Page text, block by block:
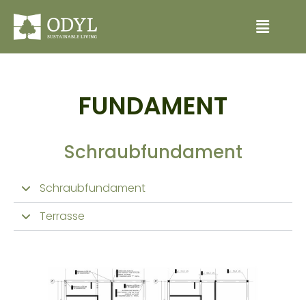
FUNDAMENT
Schraubfundament
Schraubfundament
Terrasse